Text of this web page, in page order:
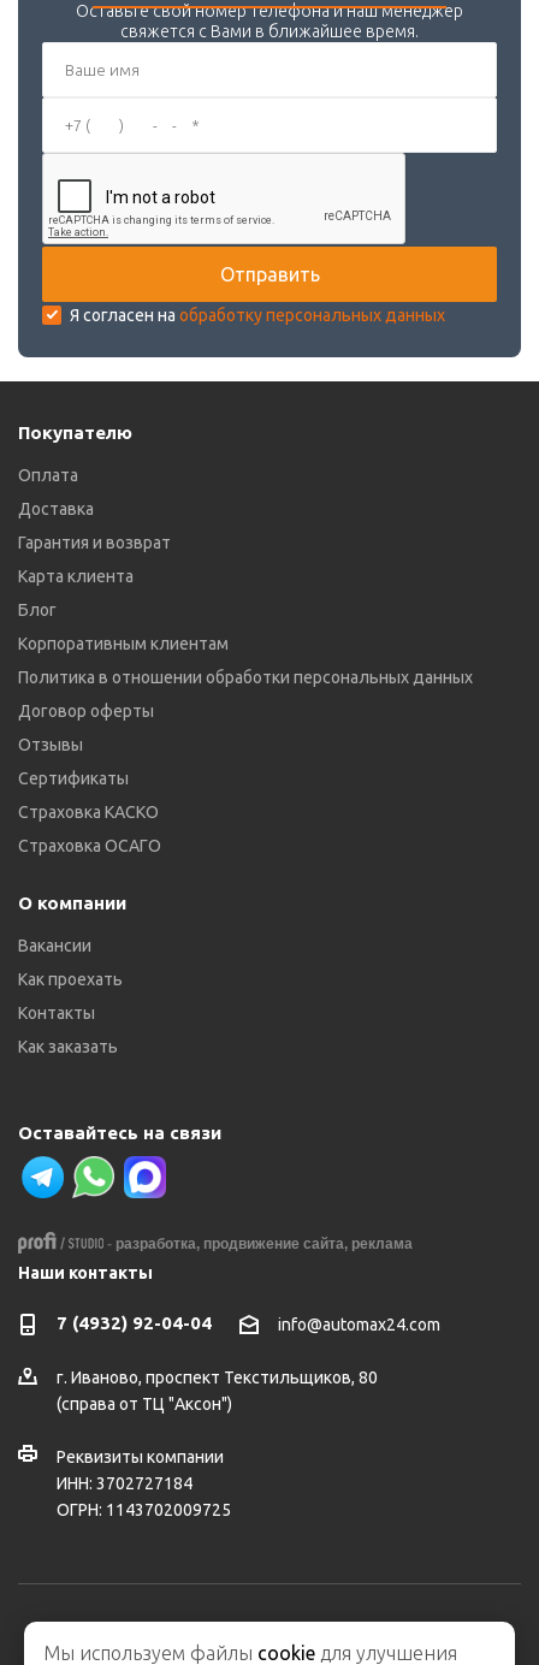
Оставьте свой номер телефона и наш менеджер
свяжется с Вами в ближайшее время.
Я согласен на обработку персональных данных
Покупателю
Оплата
Доставка
Гарантия и возврат
Карта клиента
Блог
Корпоративным клиентам
Политика в отношении обработки персональных данных
Договор оферты
Отзывы
Сертификаты
Страховка КАСКО
Страховка ОСАГО
О компании
Вакансии
Как проехать
Контакты
Как заказать
Оставайтесь на связи
- разработка, продвижение сайта, реклама
Наши контакты
7 (4932) 92-04-04 info@automax24.com
г. Иваново, проспект Текстильщиков, 80
(справа от ТЦ "Аксон")
Реквизиты компании
ИНН: 3702727184
ОГРН: 1143702009725
2026 © ООО "АвтоМакс" – интернет-магазин автозапчастей и
Мы используем файлы cookie для улучшения